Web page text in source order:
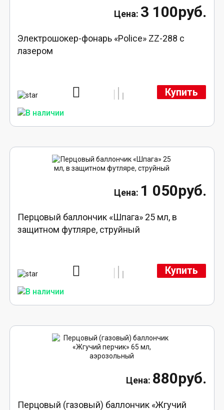
3 100руб.
Электрошокер-фонарь «Police» ZZ-288 с
лазером
Купить
1 050руб.
Перцовый баллончик «Шпага» 25 мл, в
защитном футляре, струйный
Купить
880руб.
Перцовый (газовый) баллончик «Жгучий